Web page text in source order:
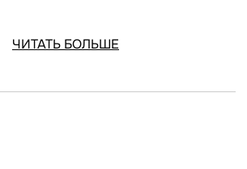
ЧИТАТЬ БОЛЬШЕ